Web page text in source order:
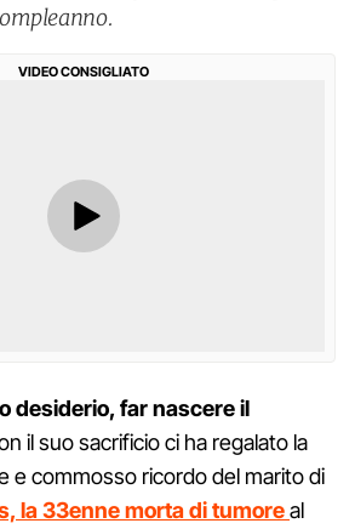
VIDEO CONSIGLIATO
desiderio, far nascere il
il suo sacrificio ci ha regalato la
e commosso ricordo del marito di
la 33enne morta di tumoreal